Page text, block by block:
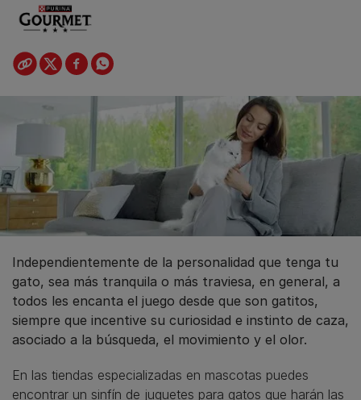
Independientemente de la personalidad que tenga tu
gato, sea más tranquila o más traviesa, en general, a
todos les encanta el juego desde que son gatitos,
siempre que incentive su curiosidad e instinto de caza,
asociado a la búsqueda, el movimiento y el olor.
En las tiendas especializadas en mascotas puedes
encontrar un sinfín de juguetes para gatos que harán las